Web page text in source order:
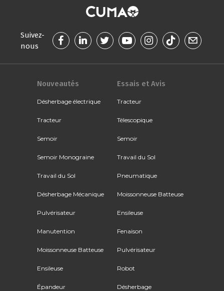
Suivez-
nous
Nouveautés
Désherbage électrique
Tracteur
Semoir
Semoir Monograine
Travail du Sol
Désherbage Mécanique
Pulvérisateur
Manutention
Moissonneuse Batteuse
Ensileuse
Épandeur
Essais et Avis
Tracteur
Télescopique
Semoir
Travail du Sol
Pneumatique
Moissonneuse Batteuse
Ensileuse
Fenaison
Pulvérisateur
Robot
Désherbage